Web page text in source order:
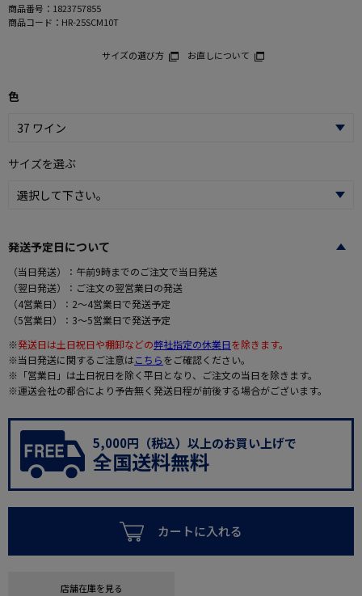
商品番号： 1823757855
商品コード： HR-25SCM10T
サイズの選び方 お直しについて
色
サイズを選ぶ
発送予定日について
（当日発送）：午前9時までのご注文で当日発送
（翌日発送）：ご注文の翌営業日の発送
（4営業日）：2～4営業日で発送予定
（5営業日）：3～5営業日で発送予定
※発送日は土日祝日や棚卸などの弊社指定の休業日を除きます。
※当日発送に関するご注意はこちらをご確認ください。
※「営業日」は土日祝日を除く平日となり、ご注文の当日を除きます。
※運送会社の都合により予告無く発送日程が前後する場合がございます。
5,000円（税込）以上のお買い上げで
全国送料無料
カートに入れる
店舗在庫を見る